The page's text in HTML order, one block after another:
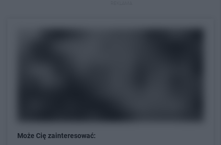
Może Cię zainteresować: